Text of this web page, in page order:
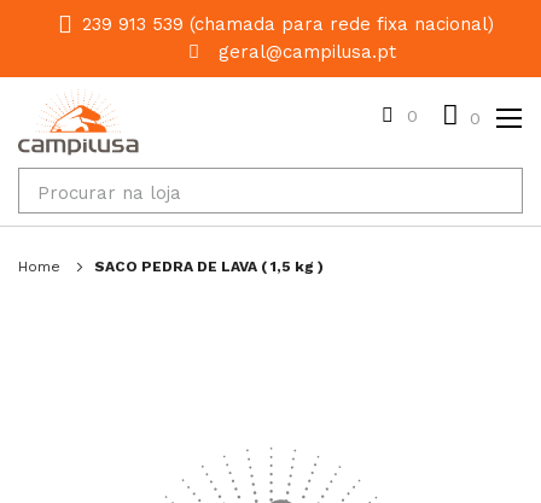
239 913 539 (chamada para rede fixa nacional)
geral@campilusa.pt
0 0
Home SACO PEDRA DE LAVA ( 1,5 kg )